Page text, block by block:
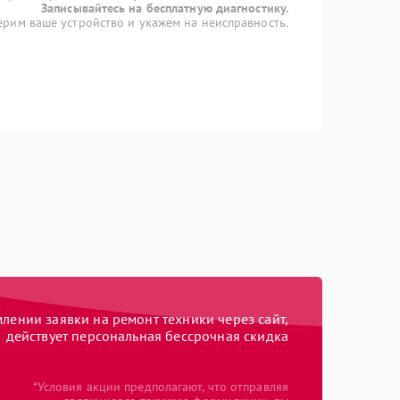
Записывайтесь на бесплатную диагностику.
ваше устройство и укажем на неисправность.
заявки на ремонт техники через сайт,
действует персональная бессрочная скидка
*Условия акции предполагают, что отправляя